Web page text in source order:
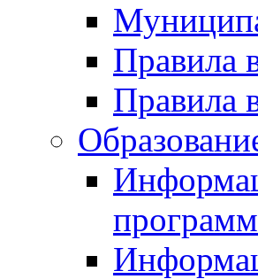
Правила
Правила